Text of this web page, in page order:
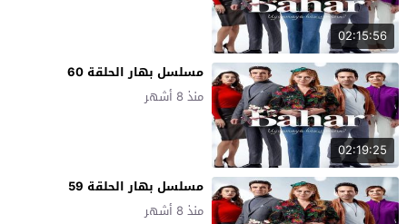
02:15:56
02:19:25
مسلسل بهار الحلقة 60
منذ 8 أشهر
مسلسل بهار الحلقة 59
منذ 8 أشهر